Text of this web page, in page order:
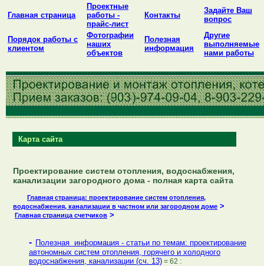
Главная страница
Проектные
работы -
прайс-лист
Контакты
Задайте Ваш
вопрос
Порядок работы с
клиентом
Фотографии
наших
объектов
Полезная
информация
Другие
выполняемые
нами работы
Карта сайта
Проектирование систем отопления, водоснабжения,
канализации загородного дома - полная карта сайта
Главная страница: проектирование систем отопления,
водоснабжения, канализации в частном или загородном доме >
Главная страница счетчиков >
- Полезная информация - статьи по темам: проектирование
автономных систем отопления, горячего и холодного
водоснабжения, канализации (сч. 13) = 62 :